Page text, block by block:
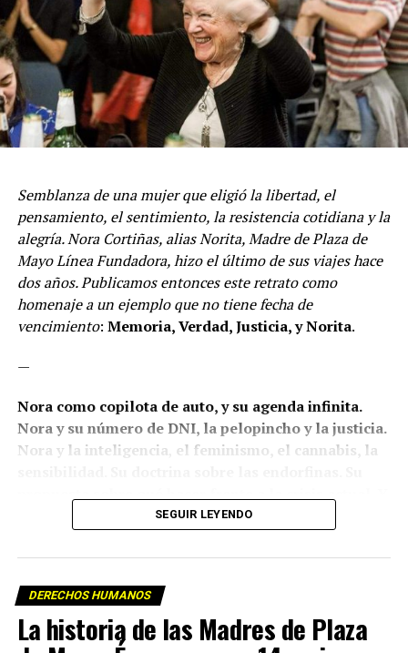
Semblanza de una mujer que eligió la libertad, el
pensamiento, el sentimiento, la resistencia cotidiana y la
alegría. Nora Cortiñas, alias Norita, Madre de Plaza de
Mayo Línea Fundadora, hizo el último de sus viajes hace
dos años. Publicamos entonces este retrato como
homenaje a un ejemplo que no tiene fecha de
vencimiento: Memoria, Verdad, Justicia, y Norita.
—
Nora como copilota de auto, y su agenda infinita.
Nora y su número de DNI, la pelopincho y la justicia.
Nora y la inteligencia el feminismo, el cannabis, la
su respuesta a una consulta: ¿qué pasará con
que todo ocurrió –o dejó de ocurrir– a las 18.41 del
jueves 30 de mayo de 2024, un rato después de la
ronda de Madres de cada jueves a la que esta vez
SEGUIR LEYENDO
DERECHOS HUMANOS
La historia de las Madres de Plaza